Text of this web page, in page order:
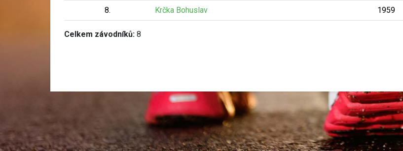
8. Krčka Bohuslav 1959
Celkem závodníků: 8